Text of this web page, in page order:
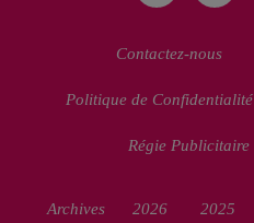
Contactez-nous
Politique de Confidentialité
Régie Publicitaire
Archives 2026 2025